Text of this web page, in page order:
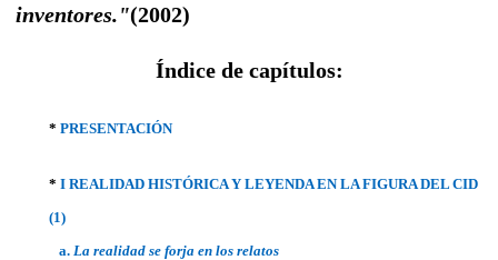
inventores."(2002)
Índice de capítulos:
* PRESENTACIÓN
* I REALIDAD HISTÓRICA Y LEYENDA EN LA FIGURA DEL CID
(1)
a. La realidad se forja en los relatos